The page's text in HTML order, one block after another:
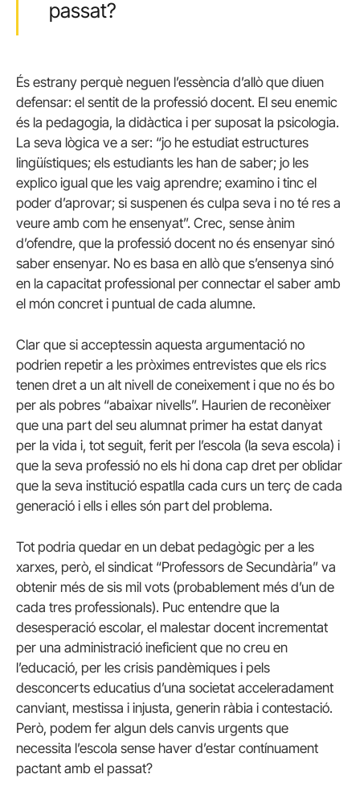
passat?
És estrany perquè neguen l’essència d’allò que diuen
defensar: el sentit de la professió docent. El seu enemic
és la pedagogia, la didàctica i per suposat la psicologia.
La seva lògica ve a ser: “jo he estudiat estructures
lingüístiques; els estudiants les han de saber; jo les
explico igual que les vaig aprendre; examino i tinc el
poder d’aprovar; si suspenen és culpa seva i no té res a
veure amb com he ensenyat”. Crec, sense ànim
d’ofendre, que la professió docent no és ensenyar sinó
saber ensenyar. No es basa en allò que s’ensenya sinó
en la capacitat professional per connectar el saber amb
el món concret i puntual de cada alumne.
Clar que si acceptessin aquesta argumentació no
podrien repetir a les pròximes entrevistes que els rics
tenen dret a un alt nivell de coneixement i que no és bo
per als pobres “abaixar nivells”. Haurien de reconèixer
que una part del seu alumnat primer ha estat danyat
per la vida i, tot seguit, ferit per l’escola (la seva escola) i
que la seva professió no els hi dona cap dret per oblidar
que la seva institució espatlla cada curs un terç de cada
generació i ells i elles són part del problema.
Tot podria quedar en un debat pedagògic per a les
xarxes, però, el sindicat “Professors de Secundària” va
obtenir més de sis mil vots (probablement més d’un de
cada tres professionals). Puc entendre que la
desesperació escolar, el malestar docent incrementat
per una administració ineficient que no creu en
l’educació, per les crisis pandèmiques i pels
desconcerts educatius d’una societat acceleradament
canviant, mestissa i injusta, generin ràbia i contestació.
Però, podem fer algun dels canvis urgents que
necessita l’escola sense haver d’estar contínuament
pactant amb el passat?